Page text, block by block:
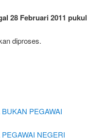
28 Februari 2011 pukul
diproses.
PEGAWAI
NEGERI